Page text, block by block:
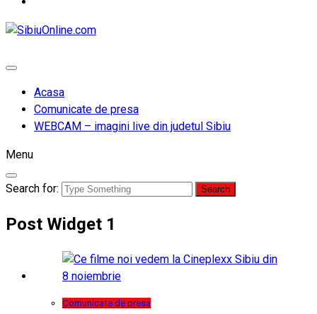
Acasa
Comunicate de presa
WEBCAM – imagini live din judetul Sibiu
Menu
Search for:
Post Widget 1
Comunicate de presa